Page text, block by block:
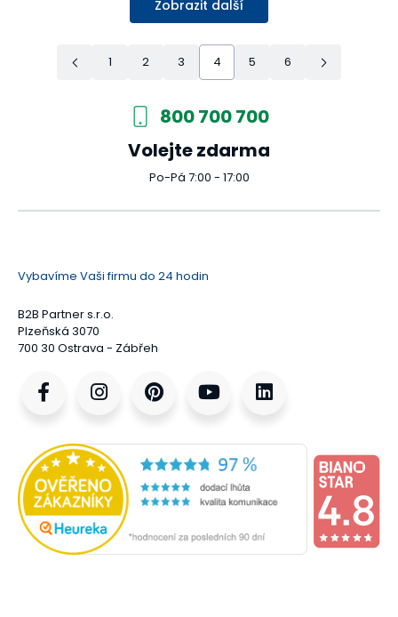
Zobrazit další
1 2 3 4 5 6
800 700 700
Volejte zdarma
Po-Pá 7:00 - 17:00
Vybavíme Vaši firmu do 24 hodin
B2B Partner s.r.o.
Plzeňská 3070
700 30 Ostrava - Zábřeh